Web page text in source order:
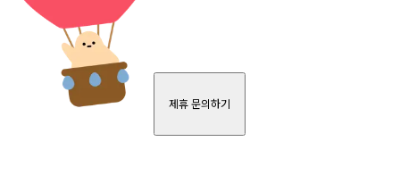
제휴 문의하기